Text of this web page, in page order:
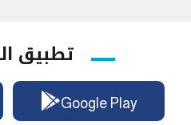
تطبيق
Google Play